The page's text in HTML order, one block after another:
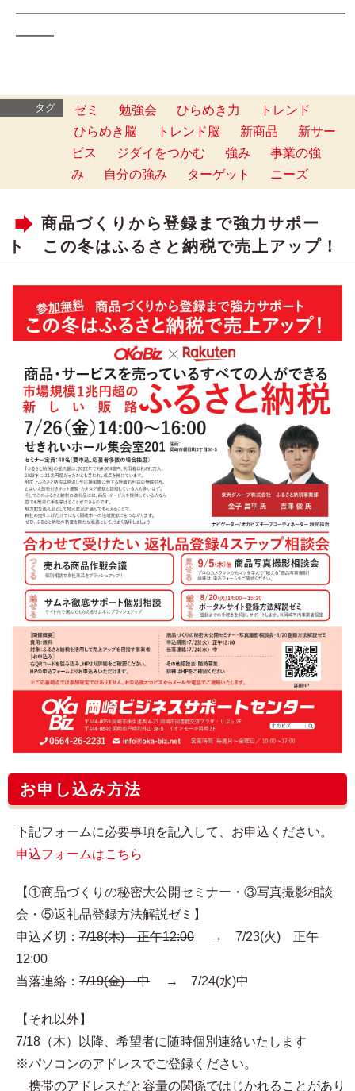
━━━━━━━━━━━━━━━━━━━━━━━━━━
━━━
タグ ゼミ 勉強会 ひらめき力
トレンド
ひらめき脳
トレンド脳 新商品
新サー
ビス
ジダイをつかむ 強み
事業の強
み
自分の強み ターゲット ニーズ
商品づくりから登録まで強力サポー
ト この冬はふるさと納税で売上アップ！
お申し込み方法
下記フォームに必要事項を記入して、お申込ください。
申込フォームはこちら
【①商品づくりの秘密大公開セミナー・③写真撮影相談
会・⑤返礼品登録方法解説ゼミ】
申込〆切： 7/18(木) 正午12:00 → 7/23(火) 正午
12:00
当落連絡： 7/19(金) 中 → 7/24(水)中
【それ以外】
7/18（木）以降、希望者に随時個別連絡いたします
※パソコンのアドレスでご登録ください。
携帯のアドレスだと容量の関係ではじかれることがあり